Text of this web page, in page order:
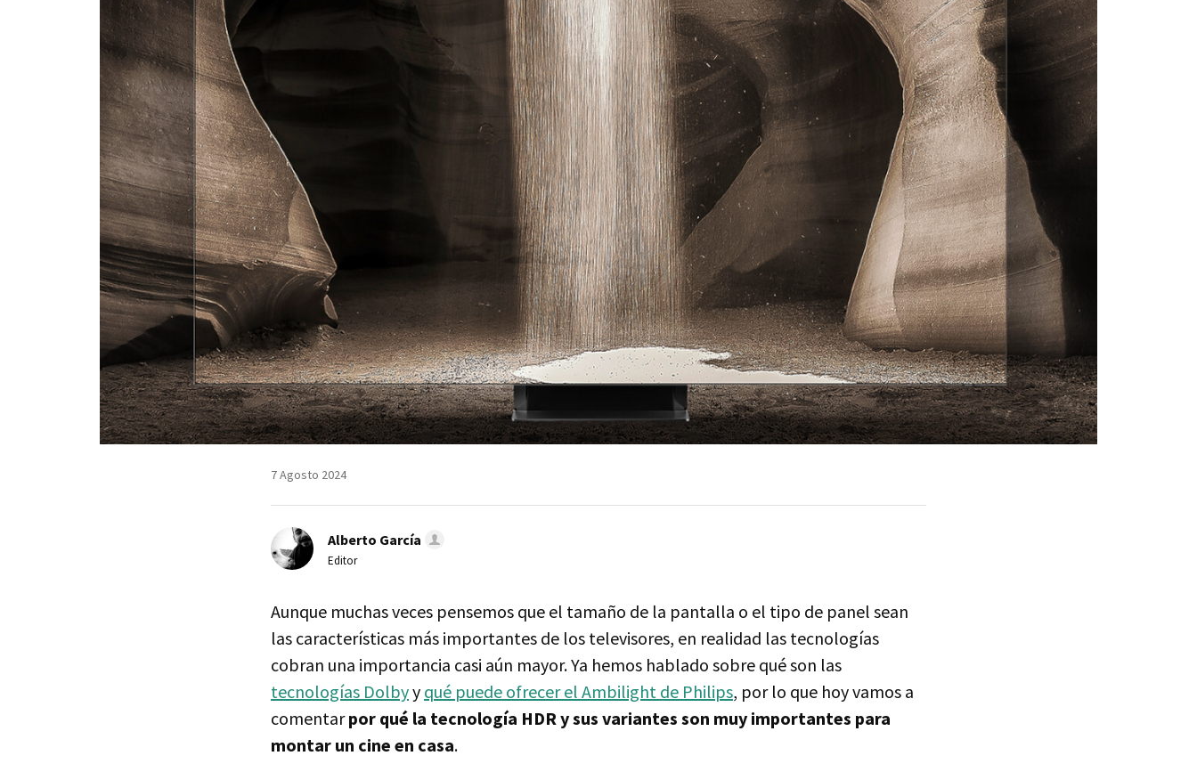
7 Agosto 2024
Alberto García
Editor
Aunque muchas veces pensemos que el tamaño de la pantalla o el tipo de panel sean
las características más importantes de los televisores, en realidad las tecnologías
cobran una importancia casi aún mayor. Ya hemos hablado sobre qué son las
tecnologías Dolbyy qué puede ofrecer el Ambilight de Philips, por lo que hoy vamos a
comentarpor qué la tecnología HDR y sus variantes son muy importantes para
montar un cine en casa.